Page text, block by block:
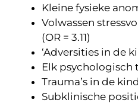
Kleine fysieke
Volwassen
(OR = 3.11)
‘Adversities in de
Elk psychologisch
Trauma’s in de
Subklinische